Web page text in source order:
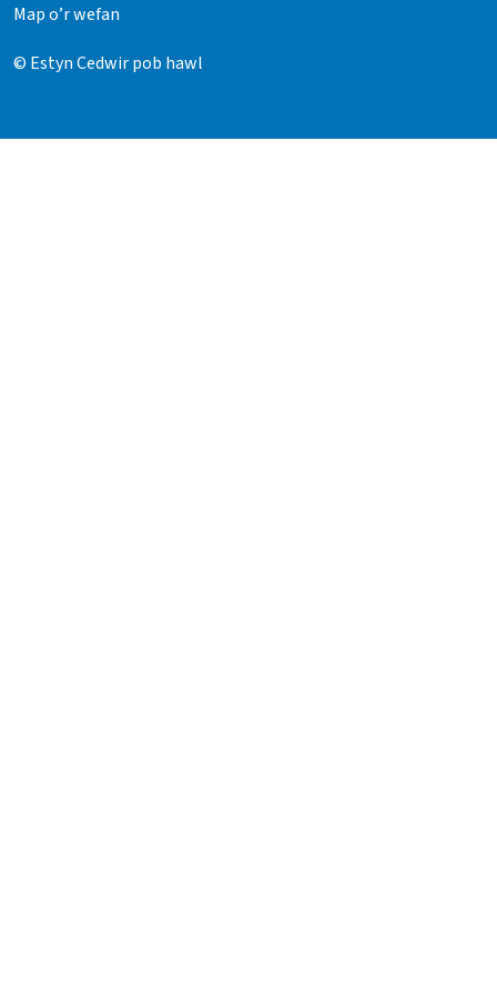
Map o’r wefan
© Estyn Cedwir pob hawl